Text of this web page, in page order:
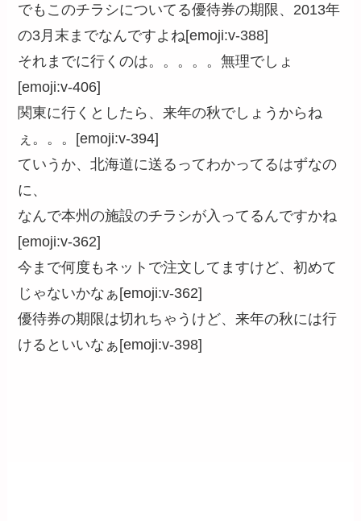
でもこのチラシについてる優待券の期限、2013年
の3月末までなんですよね[emoji:v-388]
それまでに行くのは。。。。。無理でしょ
[emoji:v-406]
関東に行くとしたら、来年の秋でしょうからね
ぇ。。。[emoji:v-394]
ていうか、北海道に送るってわかってるはずなの
に、
なんで本州の施設のチラシが入ってるんですかね
[emoji:v-362]
今まで何度もネットで注文してますけど、初めて
じゃないかなぁ[emoji:v-362]
優待券の期限は切れちゃうけど、来年の秋には行
けるといいなぁ[emoji:v-398]